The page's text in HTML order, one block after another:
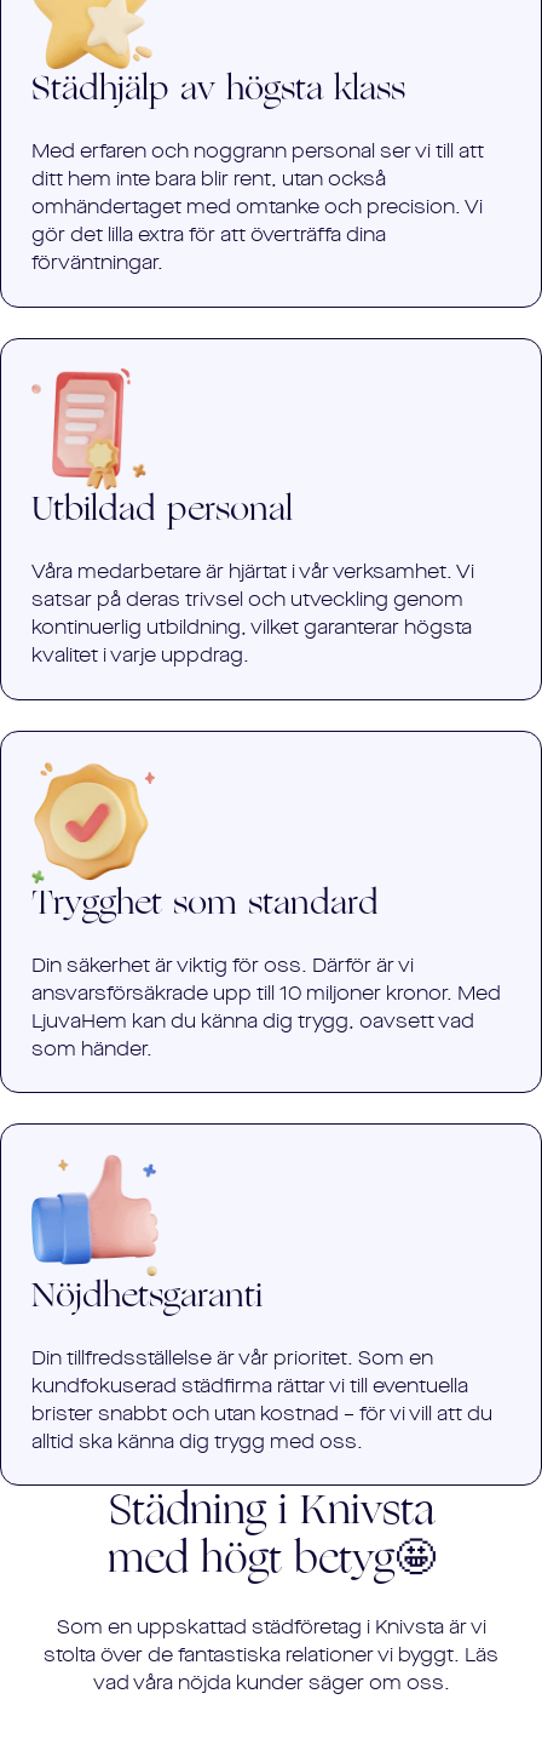
Städhjälp av högsta klass
Med erfaren och noggrann personal ser vi till att
ditt hem inte bara blir rent, utan också
omhändertaget med omtanke och precision. Vi
gör det lilla extra för att överträffa dina
förväntningar.
Utbildad personal
Våra medarbetare är hjärtat i vår verksamhet. Vi
satsar på deras trivsel och utveckling genom
kontinuerlig utbildning, vilket garanterar högsta
kvalitet i varje uppdrag.
Trygghet som standard
Din säkerhet är viktig för oss. Därför är vi
ansvarsförsäkrade upp till 10 miljoner kronor. Med
LjuvaHem kan du känna dig trygg, oavsett vad
som händer.
Nöjdhetsgaranti
Din tillfredsställelse är vår prioritet. Som en
kundfokuserad städfirma rättar vi till eventuella
brister snabbt och utan kostnad – för vi vill att du
alltid ska känna dig trygg med oss.
Städning i Knivsta
med högt betyg🤩
Som en uppskattad städföretag i Knivstaär vi
stolta över de fantastiska relationer vi byggt. Läs
vad våra nöjda kunder säger om oss.